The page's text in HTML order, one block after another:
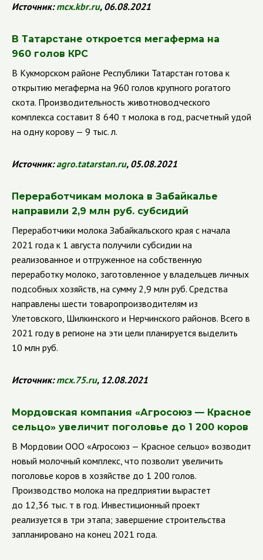
Источник:mcx.kbr.ru, 06.08.2021
В Татарстане откроется мегаферма на
960 голов КРС
В Кукморском районе Республики Татарстан готова к
открытию мегаферма на 960 голов крупного рогатого
скота. Производительность животноводческого
комплекса составит 8 640 т молока в год, расчетный удой
на одну корову — 9 тыс. л.
Источник:agro.tatarstan.ru, 05.08.2021
Переработчикам молока в Забайкалье
направили 2,9 млн руб. субсидий
Переработчики молока Забайкальского края с начала
2021 года к 1 августа получили субсидии на
реализованное и отгруженное на собственную
переработку молоко, заготовленное у владельцев личных
подсобных хозяйств, на сумму 2,9 млн руб. Средства
направлены шести товаропроизводителям из
Улетовского, Шилкинского и Нерчинского районов. Всего в
2021 году в регионе на эти цели планируется выделить
10 млн руб.
Источник:mcx.75.ru, 12.08.2021
Мордовская компания «Агросоюз — Красное
сельцо» увеличит поголовье до 1 200 коров
В Мордовии ООО «Агросоюз — Красное сельцо» возводит
новый молочный комплекс, что позволит увеличить
поголовье коров в хозяйстве до 1 200 голов.
Производство молока на предприятии вырастет
до 12,36 тыс. т в год. Инвестиционный проект
реализуется в три этапа; завершение строительства
запланировано на конец 2021 года.